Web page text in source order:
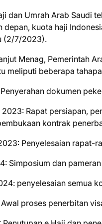
dan Umrah Arab Saudi
depan, kuota haji
(2/7/2023).
Menag, Pemerintah
meliputi beberapa
dokumen
2023: Rapat persiapan,
kontrak
Penyelesaian rapat-
Simposium dan
penyelesaian semua
proses penerbitan